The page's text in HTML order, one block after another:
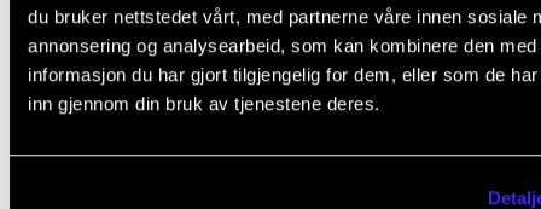
du bruker nettstedet vårt, med partnerne våre innen sosiale
annonsering og analysearbeid, som kan kombinere den med
informasjon du har gjort tilgjengelig for dem, eller som de
inn gjennom din bruk av tjenestene deres.
innøving/innspilling med ensembler med
levert notemateriale og deltar i påfølgende
evaluering.